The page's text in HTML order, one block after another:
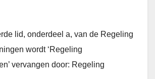
lid, onderdeel a, van de Regeling
wordt ‘Regeling
vervangen door: Regeling